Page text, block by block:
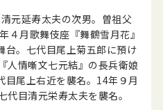
元延寿太夫の次男。曽祖父
４月歌舞伎座『舞鶴雪月花』
台。七代目尾上菊五郎に預け
人情噺文七元結』の長兵衛娘
目尾上右近を襲名。14年９月
目清元栄寿太夫を襲名。